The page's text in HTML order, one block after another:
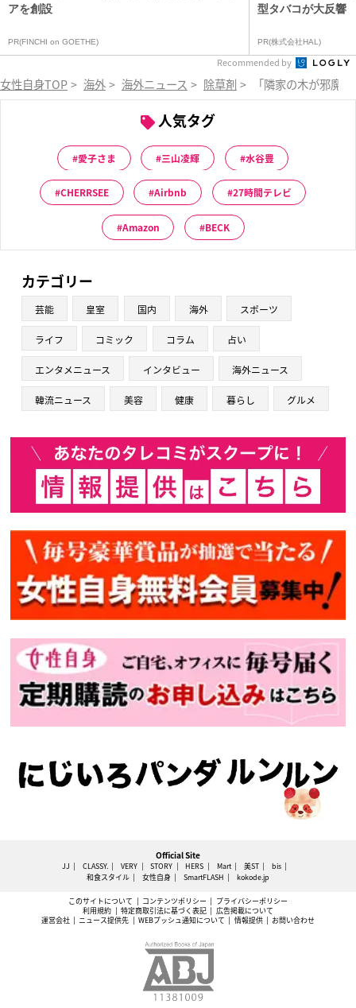
アを創設
PR(FINCHI on GOETHE)
型タバコが大反響
PR(株式会社HAL)
Recommended by
女性自身TOP > 海外 > 海外ニュース > 除草剤 > 「隣家の木が邪魔
人気タグ
愛子さま 三山凌輝 水谷豊
CHERRSEE Airbnb 27時間テレビ
Amazon BECK
カテゴリー
芸能 皇室 国内 海外 スポーツ
ライフ コミック コラム 占い
エンタメニュース インタビュー 海外ニュース
韓流ニュース 美容 健康 暮らし グルメ
Official Site
JJ CLASSY. VERY STORY HERS Mart 美ST
bis
和食スタイル
女性自身 SmartFLASH kokode.jp
このサイトについて コンテンツポリシー
プライバシーポリシー
利用規約
特定商取引法に基づく表記
広告掲載について
運営会社
ニュース提供先 WEBプッシュ通知について 情報提供 お問い合わせ